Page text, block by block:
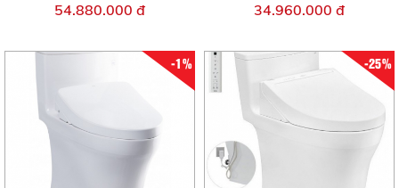
54.880.000 đ 34.960.000 đ
-1% -25%